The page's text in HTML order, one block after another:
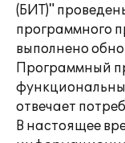
(БИТ)"
программного
выполнено
Программный
отвечает
В настоящее